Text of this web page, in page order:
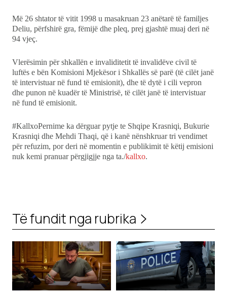
Më 26 shtator të vitit 1998 u masakruan 23 anëtarë të familjes
Deliu, përfshirë gra, fëmijë dhe pleq, prej gjashtë muaj deri në
94 vjeç.
Vlerësimin për shkallën e invaliditetit të invalidëve civil të
luftës e bën Komisioni Mjekësor i Shkallës së parë (të cilët janë
të intervistuar në fund të emisionit), dhe të dytë i cili vepron
dhe punon në kuadër të Ministrisë, të cilët janë të intervistuar
në fund të emisionit.
#KallxoPernime ka dërguar pytje te Shqipe Krasniqi, Bukurie
Krasniqi dhe Mehdi Thaqi, që i kanë nënshkruar tri vendimet
për refuzim, por deri në momentin e publikimit të këtij emisioni
nuk kemi pranuar përgjigjje nga ta./kallxo.
Të fundit nga rubrika